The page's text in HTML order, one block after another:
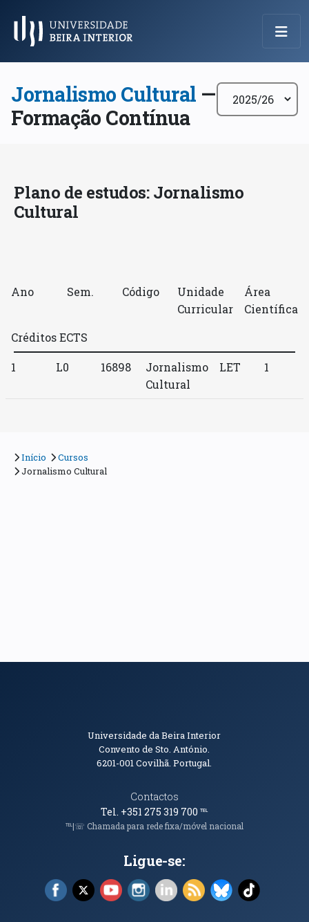
Menu Principal
Jornalismo Cultural —
Formação Contínua
Plano de estudos: Jornalismo
Cultural
Ano Sem. Código
Unidade
Curricular
Área
Científica
Créditos ECTS
1 L0 16898
Jornalismo
Cultural
LET 1
Início
Cursos
Jornalismo Cultural
Informações de Contacto
Universidade da Beira Interior
Convento de Sto. António.
6201-001Covilhã. Portugal.
Contactos
Tel. +351 275 319 700℡
℡|☏ Chamada para rede fixa/móvel nacional
Ligue-se:
Facebook (abre em nova janela)
X (abre em nova janela)
YouTube (abre em nova janela)
Instagram (abre em nova janela)
LinkedIn (abre em nova
RSS (abre em nova
Bluesky (abre
TikTok